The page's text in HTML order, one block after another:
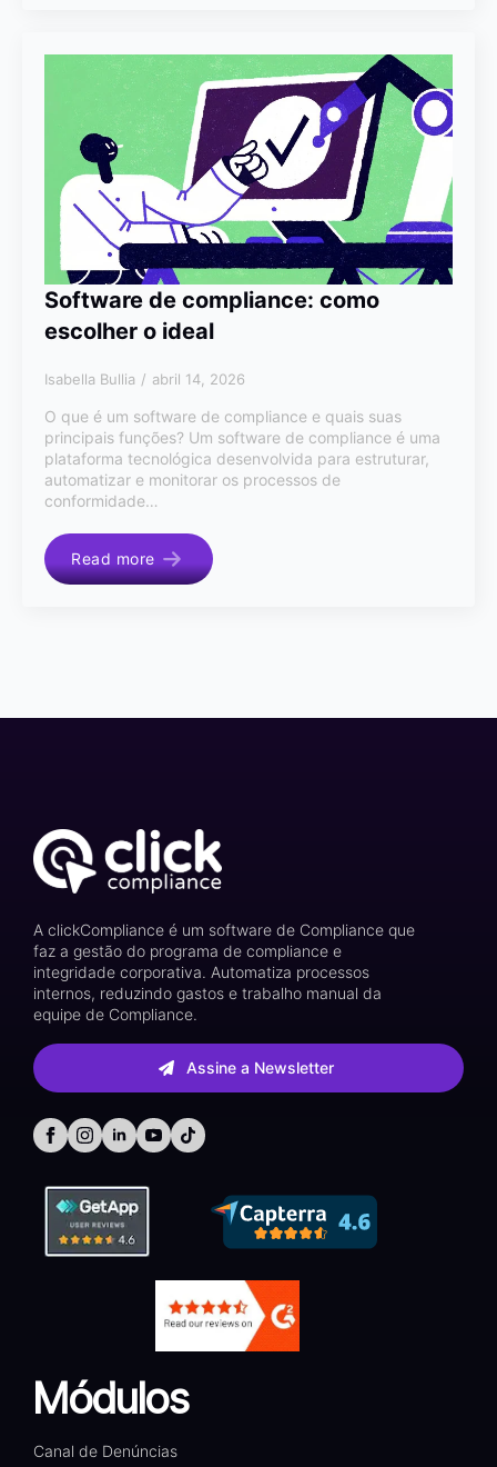
Software de compliance: como
escolher o ideal
Isabella Bullia abril 14, 2026
O que é um software de compliance e quais suas
principais funções? Um software de compliance é uma
plataforma tecnológica desenvolvida para estruturar,
automatizar e monitorar os processos de
conformidade…
Read more
A clickCompliance é um software de Compliance que
faz a gestão do programa de compliance e
integridade corporativa. Automatiza processos
internos, reduzindo gastos e trabalho manual da
equipe de Compliance.
Assine a Newsletter
Módulos
Canal de Denúncias